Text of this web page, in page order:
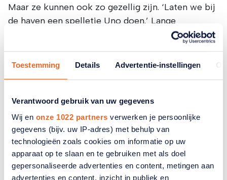
Toestemming Details Advertentie-instellingen
Verantwoord gebruik van uw gegevens
Wij en onze 1022 partners verwerken je persoonlijke
gegevens (bijv. uw IP-adres) met behulp van
technologieën zoals cookies om informatie op uw
apparaat op te slaan en te gebruiken met als doel
gepersonaliseerde advertenties en content, metingen aan
advertenties en content, inzicht in publiek en
Maar ze kunnen ook zo gezellig zijn. ‘Laten we bij
de haven een spelletje Uno doen.’ Lange
wandelingen maken over de boulevard. En
ze zijn of hoe lastig. Hoe slim of hoe gemeen. En
Roxy Dekker, Olivia Rodrigo, Natalie Jane en al
die anderen. En ik heb m’n woordenschat
uitgebreid met de woorden slay, bruh, swag, cray
en cringe. Maar ik vraag me ‘oprecht’ af hoe ik